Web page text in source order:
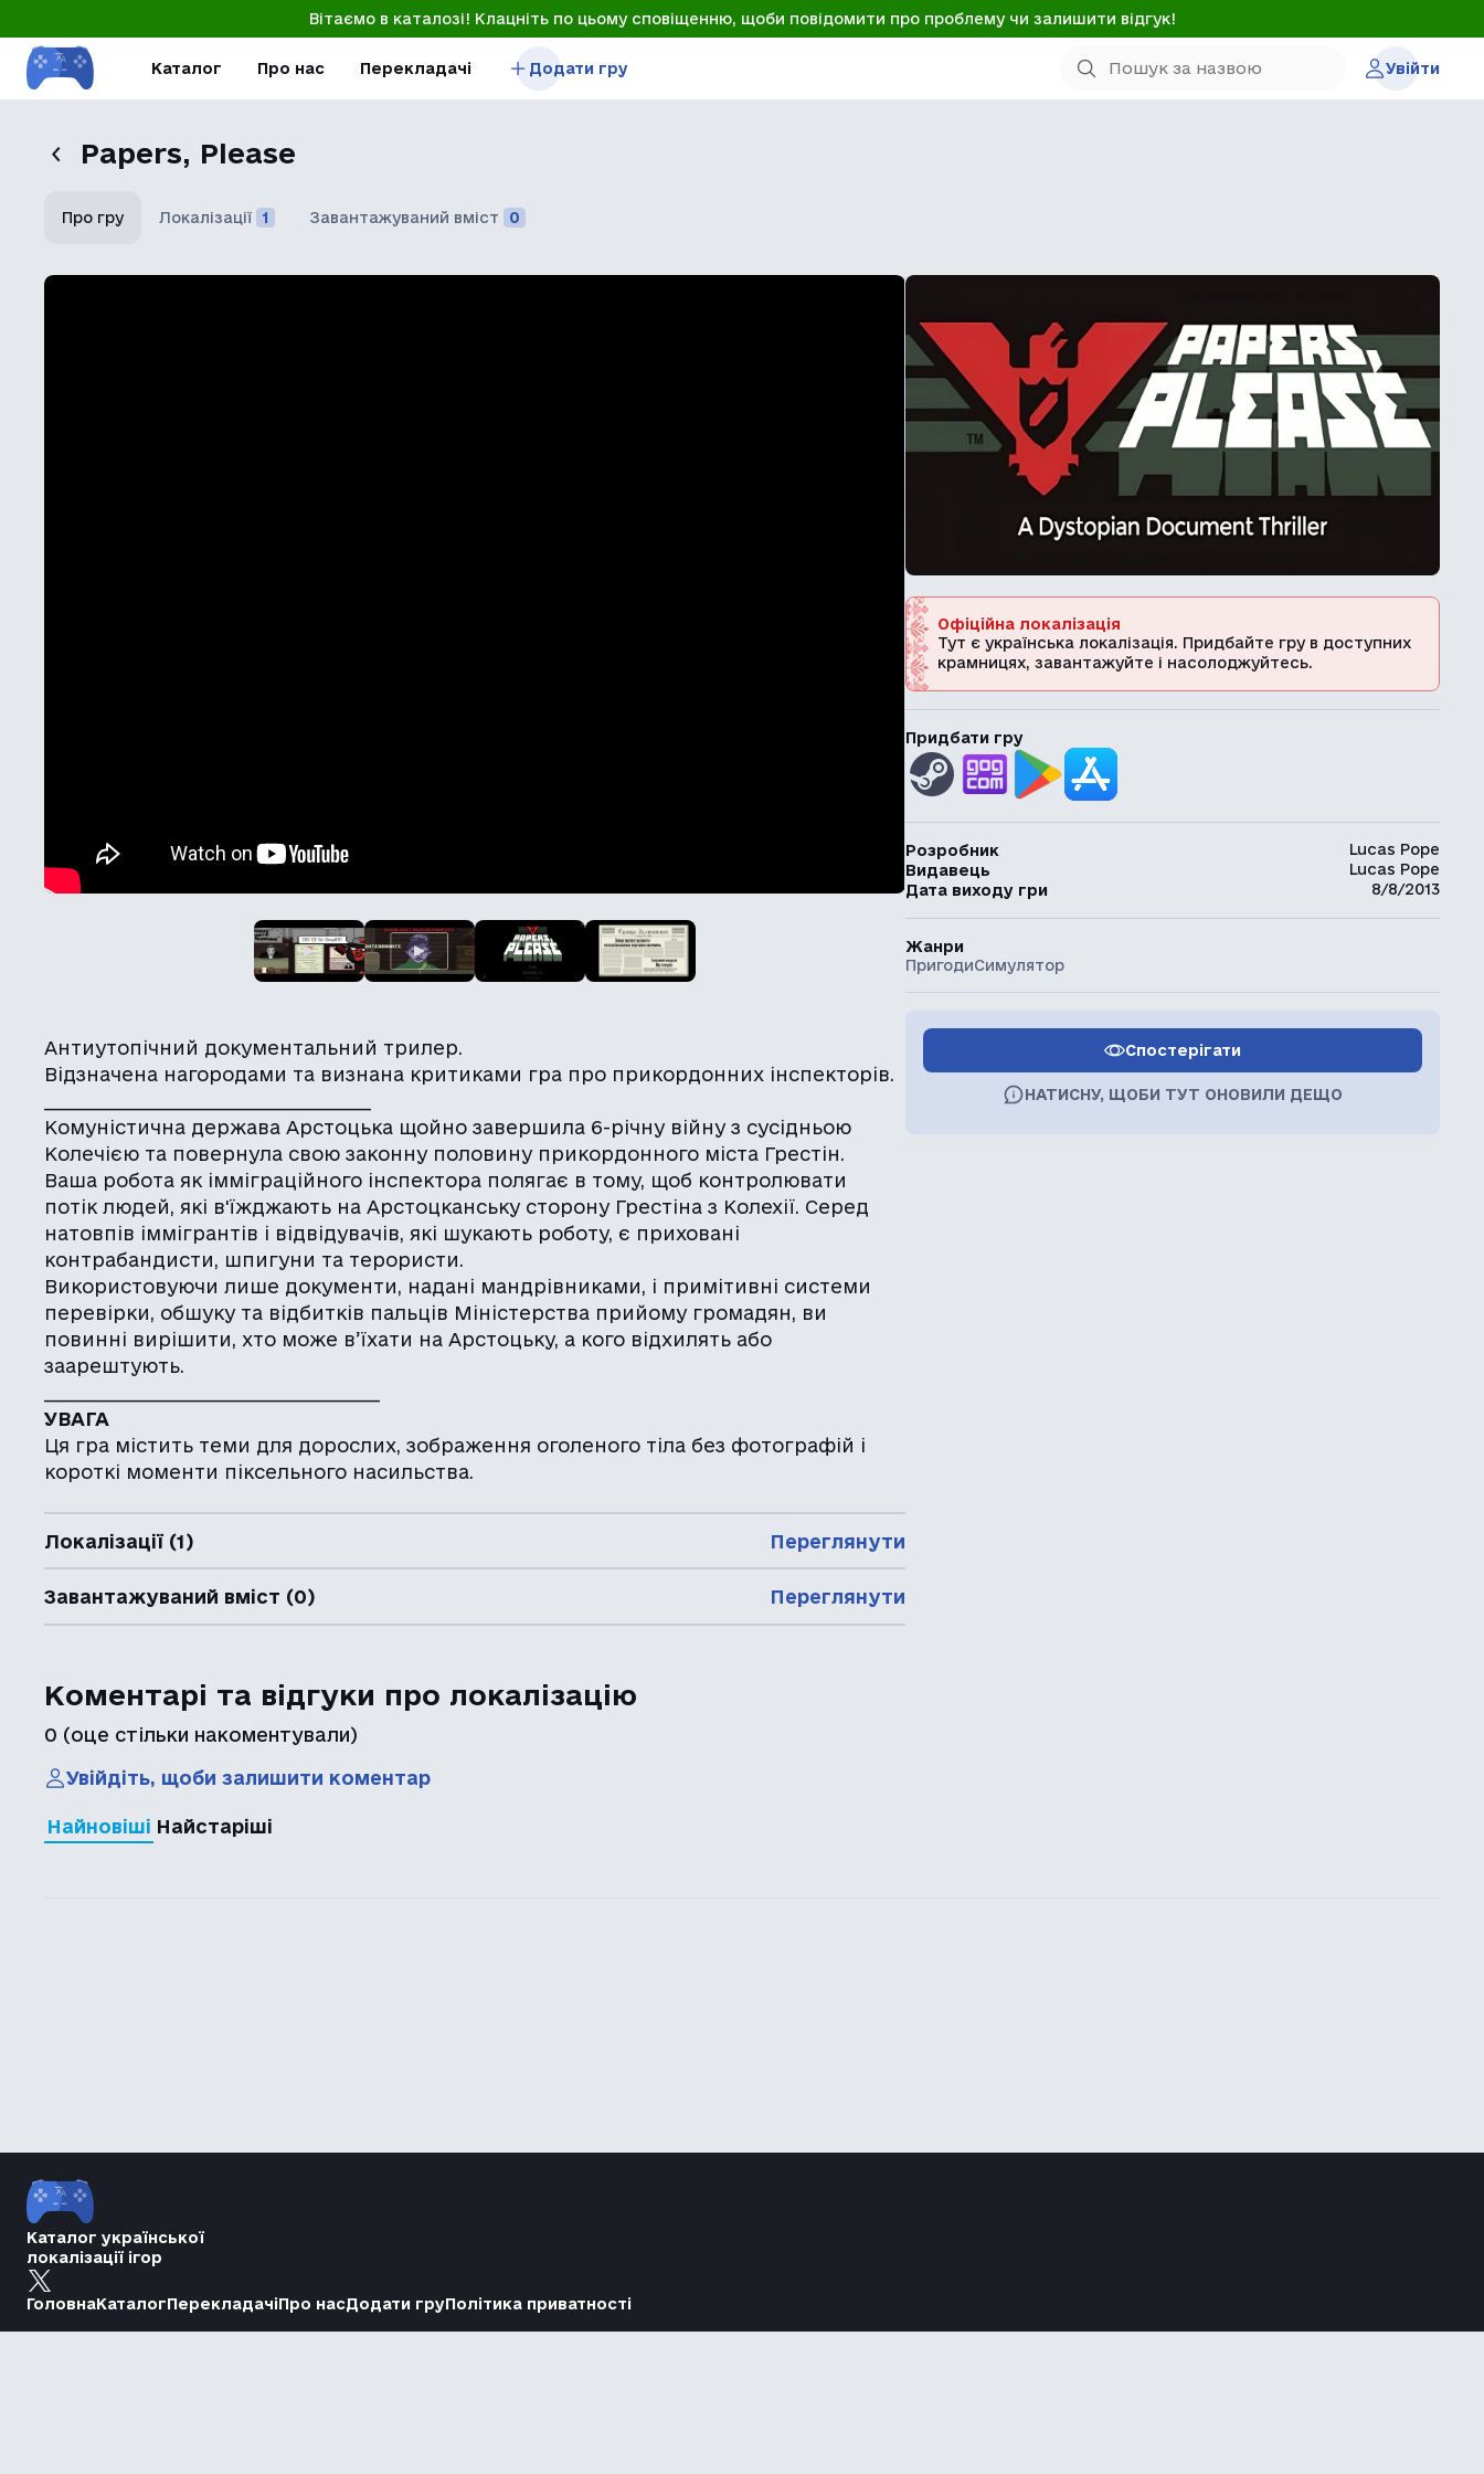
Вітаємо в каталозі! Клацніть по цьому сповіщенню, щоби повідомити про проблему чи залишити відгук!
Каталог Про нас Перекладачі Додати гру Увійти
Papers, Please
Про гру Локалізації 1 Завантажуваний вміст 0
Антиутопічний документальний трилер.
Відзначена нагородами та визнана критиками гра про прикордонних інспекторів.
Комуністична держава Арстоцька щойно завершила 6-річну війну з сусідньою
Колечією та повернула свою законну половину прикордонного міста Грестін.
Ваша робота як імміграційного інспектора полягає в тому, щоб контролювати
потік людей, які в'їжджають на Арстоцканську сторону Грестіна з Колехії. Серед
натовпів іммігрантів і відвідувачів, які шукають роботу, є приховані
контрабандисти, шпигуни та терористи.
Використовуючи лише документи, надані мандрівниками, і примітивні системи
перевірки, обшуку та відбитків пальців Міністерства прийому громадян, ви
повинні вирішити, хто може в’їхати на Арстоцьку, а кого відхилять або
заарештують.
УВАГА
Ця гра містить теми для дорослих, зображення оголеного тіла без фотографій і
короткі моменти піксельного насильства.
Локалізації (1) Переглянути
Завантажуваний вміст (0) Переглянути
Коментарі та відгуки про локалізацію
0 (оце стільки накоментували)
Увійдіть, щоби залишити коментар
Найновіші Найстаріші
Офіційна локалізація
Тут є українська локалізація. Придбайте гру в доступних
крамницях, завантажуйте і насолоджуйтесь.
Придбати гру
Розробник
Lucas Pope
Видавець
Lucas Pope
Дата виходу гри
8/8/2013
Жанри
ПригодиСимулятор
Спостерігати
НАТИСНУ, ЩОБИ ТУТ ОНОВИЛИ ДЕЩО
Каталог української
локалізації ігор
ГоловнаКаталогПерекладачіПро насДодати груПолітика приватності